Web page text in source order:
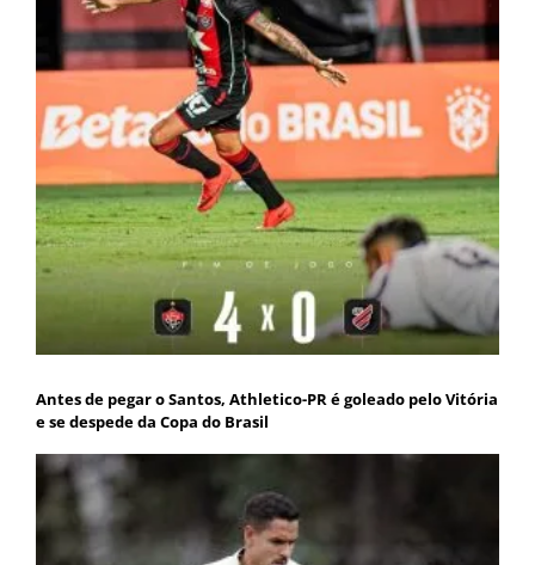
Antes de pegar o Santos, Athletico-PR é goleado pelo Vitória
e se despede da Copa do Brasil